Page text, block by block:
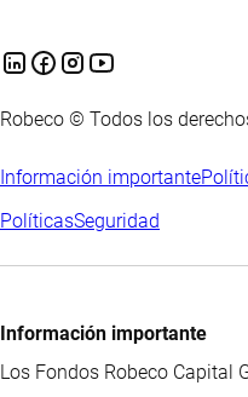
Robeco © Todos los
Información importante
PolíticasSeguridad
Información importante
Los Fondos Robeco Capital